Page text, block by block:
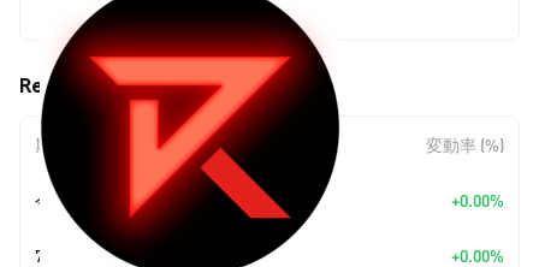
Redx (REDX) の価格変動
期間 金額変動 変動率 (%)
今日 $0.00 +0.00%
7日 +0.00%